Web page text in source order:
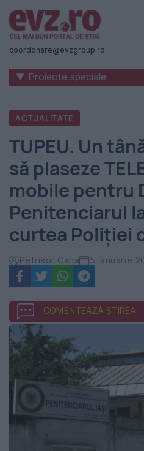
Știri
naționale
internaționale
România
Evenimentul
Zilei
coordonare@evzgroup.ro
▼ Proiecte speciale
ACTUALITATE
TUPEU. Un
să plaseze
mobile pentru
Penitenciarul
curtea Poliției
Petrisor Cana 5 ianuarie
COMENTEAZĂ ȘTIREA